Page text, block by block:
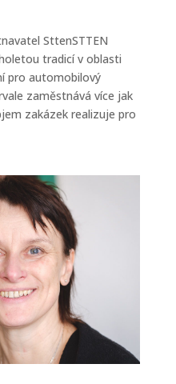
SttenSTTEN
tradicí v oblasti
pro automobilový
zaměstnává více jak
zakázek realizuje pro